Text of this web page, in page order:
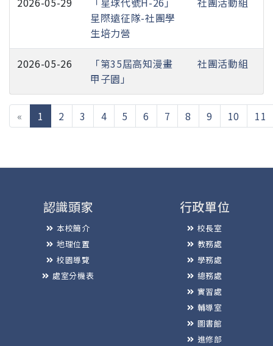
星際遠征隊-社團學
生培力營
2026-05-26
「第35屆高知漫畫
甲子園」
社團活動組
« 1 (current)
2 3 4 5 6 7 8 9 10 11
認識頭家
本校簡介
地理位置
校園導覽
處室分機表
行政單位
校長室
教務處
學務處
總務處
實習處
輔導室
圖書館
進修部